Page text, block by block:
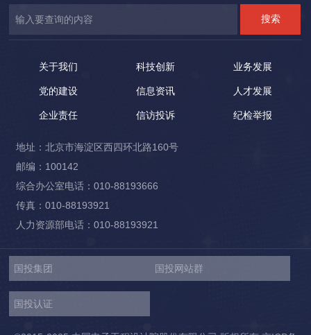
关于我们 科技创新 业务发展
党的建设 信息资讯 人才发展
企业责任 信访投诉 纪检举报
地址：北京市海淀区西四环北路160号
邮编：100142
综合办公室电话：010-88193666
传真：010-88193921
人力资源部电话：010-88193921
国投集团 国投网站群
国投认证